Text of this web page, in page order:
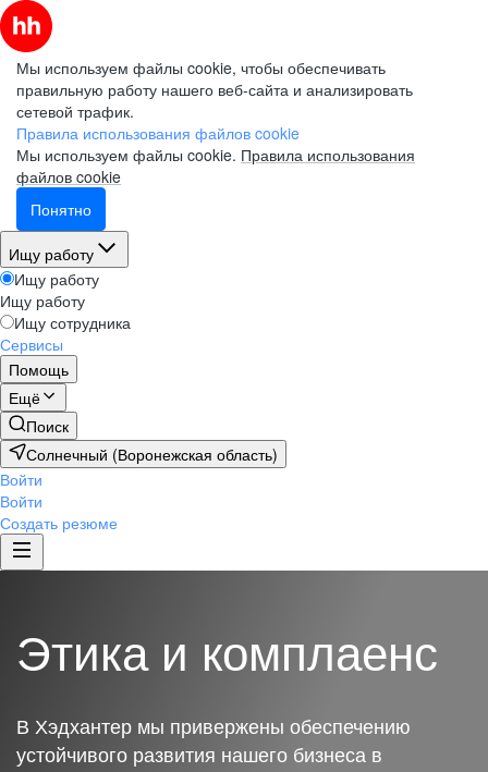
Мы используем файлы cookie, чтобы обеспечивать
правильную работу нашего веб-сайта и анализировать
сетевой трафик.
Правила использования файлов cookie
Мы используем файлы cookie. Правила использования
файлов cookie
Понятно
Ищу работу
Ищу работу
Ищу работу
Ищу сотрудника
Сервисы
Помощь
Ещё
Поиск
Солнечный (Воронежская область)
Войти
Войти
Создать резюме
Этика и комплаенс
В Хэдхантер мы привержены обеспечению
устойчивого развития нашего бизнеса в